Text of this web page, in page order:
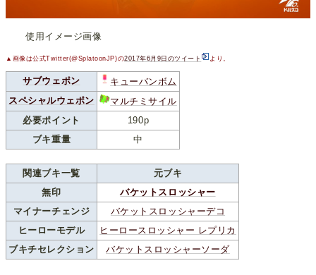
使用イメージ画像
▲画像は公式Twitter(@SplatoonJP)の2017年6月9日のツイート より。
サブウェポン
キューバンボム
スペシャルウェポン
マルチミサイル
必要ポイント
190p
ブキ重量
中
関連ブキ一覧
元ブキ
無印
バケットスロッシャー
マイナーチェンジ
バケットスロッシャーデコ
ヒーローモデル
ヒーロースロッシャー レプリカ
ブキチセレクション
バケットスロッシャーソーダ